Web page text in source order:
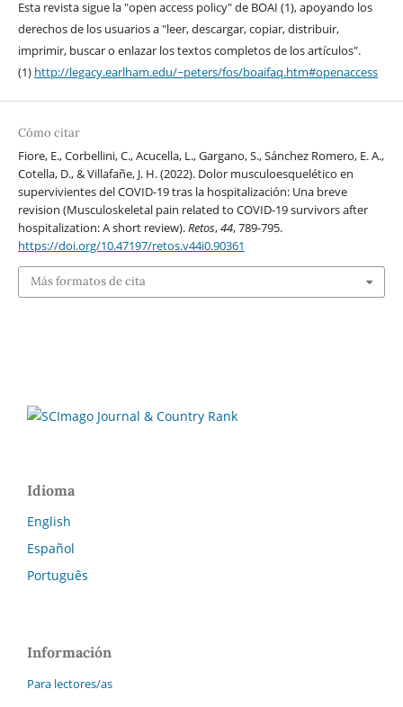
Esta revista sigue la "open access policy" de BOAI (1), apoyando los
derechos de los usuarios a "leer, descargar, copiar, distribuir,
imprimir, buscar o enlazar los textos completos de los artículos".
(1) http://legacy.earlham.edu/~peters/fos/boaifaq.htm#openaccess
Cómo citar
Fiore, E., Corbellini, C., Acucella, L., Gargano, S., Sánchez Romero, E. A.,
Cotella, D., & Villafañe, J. H. (2022). Dolor musculoesquelético en
supervivientes del COVID-19 tras la hospitalización: Una breve
revision (Musculoskeletal pain related to COVID-19 survivors after
hospitalization: A short review).Retos,44, 789-795.
https://doi.org/10.47197/retos.v44i0.90361
Más formatos de cita
Idioma
English
Español
Português
Información
Para lectores/as